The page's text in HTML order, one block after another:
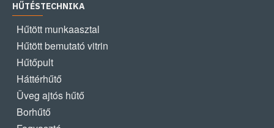
HŰTÉSTECHNIKA
Hűtött munkaasztal
Hűtött bemutató vitrin
Hűtőpult
Háttérhűtő
Üveg ajtós hűtő
Borhűtő